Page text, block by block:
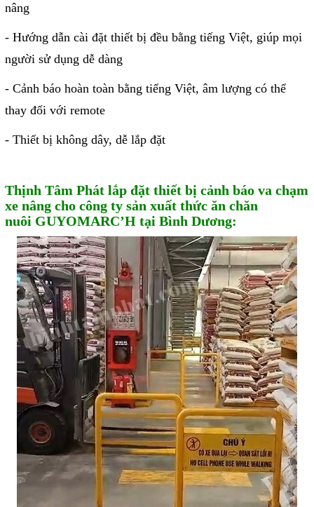
nâng
- Hướng dẫn cài đặt thiết bị đều bằng tiếng Việt, giúp mọi
người sử dụng dễ dàng
- Cảnh báo hoàn toàn bằng tiếng Việt, âm lượng có thể
thay đổi với remote
- Thiết bị không dây, dễ lắp đặt
Thịnh Tâm Phát lắp đặt thiết bị cảnh báo va chạm
xe nâng cho công ty sản xuất thức ăn chăn
nuôi GUYOMARC’H tại Bình Dương:
và quản lý
Thiết kế tủ điện công nghiệp
Sửa chữa biến tần
Sửa chữa PLC
Sửa chữa màn hình HMI
Sửa Bộ điều khiển Servo, Bộ
Sửa chữa bộ nguồn
Sửa motor - Quấn motor
Sửa Cân Điện Tử
Lập trình PLC
Lập trình màn hình HMI
Lập trình hệ thống Scada
Lập trình hệ thống Servo
Crack password PLC
Crack password HMI
Lấy Chương Trình HMI
Thông tin hữu ích
Hình ảnh sửa chữa